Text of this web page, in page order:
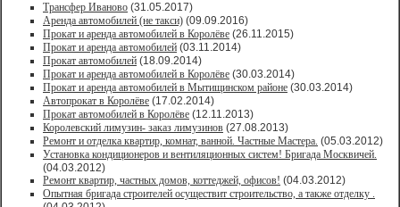
Трансфер Иваново (31.05.2017)
Аренда автомобилей (не такси) (09.09.2016)
Прокат и аренда автомобилей в Королёве (26.11.2015)
Прокат и аренда автомобилей (03.11.2014)
Прокат автомобилей (18.09.2014)
Прокат и аренда автомобилей в Королёве (30.03.2014)
Прокат и аренда автомобилей в Мытищинском районе (30.03.2014)
Автопрокат в Королёве (17.02.2014)
Прокат автомобилей в Королёве (12.11.2013)
Королевский лимузин- заказ лимузинов (27.08.2013)
Ремонт и отделка квартир, комнат, ванной. Частные Мастера. (05.03.2012)
Установка кондиционеров и вентиляционных систем! Бригада Москвичей.
(04.03.2012)
Ремонт квартир, частных домов, коттеджей, офисов! (04.03.2012)
Опытная бригада строителей осуществит строительство, а также отделку .